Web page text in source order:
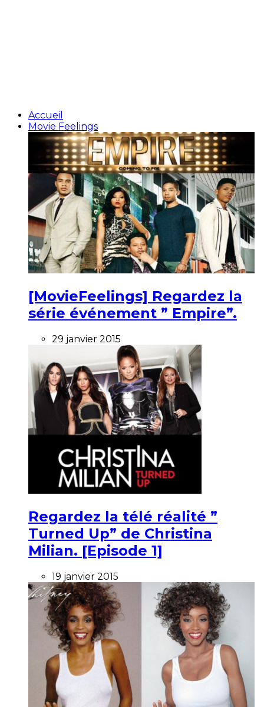
Accueil
Movie Feelings
[MovieFeelings] Regardez la
série événement ” Empire”.
29 janvier 2015
Regardez la télé réalité ”
Turned Up” de Christina
Milian. [Episode 1]
19 janvier 2015